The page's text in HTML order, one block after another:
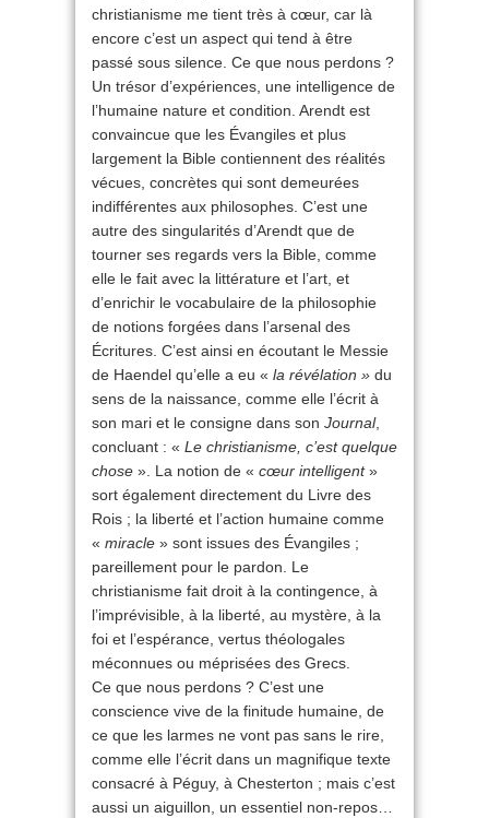
christianisme me tient très à cœur, car là
encore c’est un aspect qui tend à être
passé sous silence. Ce que nous perdons ?
Un trésor d’expériences, une intelligence de
l’humaine nature et condition. Arendt est
convaincue que les Évangiles et plus
largement la Bible contiennent des réalités
vécues, concrètes qui sont demeurées
indifférentes aux philosophes. C’est une
autre des singularités d’Arendt que de
tourner ses regards vers la Bible, comme
elle le fait avec la littérature et l’art, et
d’enrichir le vocabulaire de la philosophie
de notions forgées dans l’arsenal des
Écritures. C’est ainsi en écoutant le Messie
de Haendel qu’elle a eu « la révélation » du
sens de la naissance, comme elle l’écrit à
son mari et le consigne dans son Journal,
concluant : « Le christianisme, c’est quelque
chose ». La notion de « cœur intelligent»
sort également directement du Livre des
Rois ; la liberté et l’action humaine comme
« miracle » sont issues des Évangiles ;
pareillement pour le pardon. Le
christianisme fait droit à la contingence, à
l’imprévisible, à la liberté, au mystère, à la
foi et l’espérance, vertus théologales
méconnues ou méprisées des Grecs.
Ce que nous perdons ? C’est une
conscience vive de la finitude humaine, de
ce que les larmes ne vont pas sans le rire,
comme elle l’écrit dans un magnifique texte
consacré à Péguy, à Chesterton ; mais c’est
aussi un aiguillon, un essentiel non-repos…